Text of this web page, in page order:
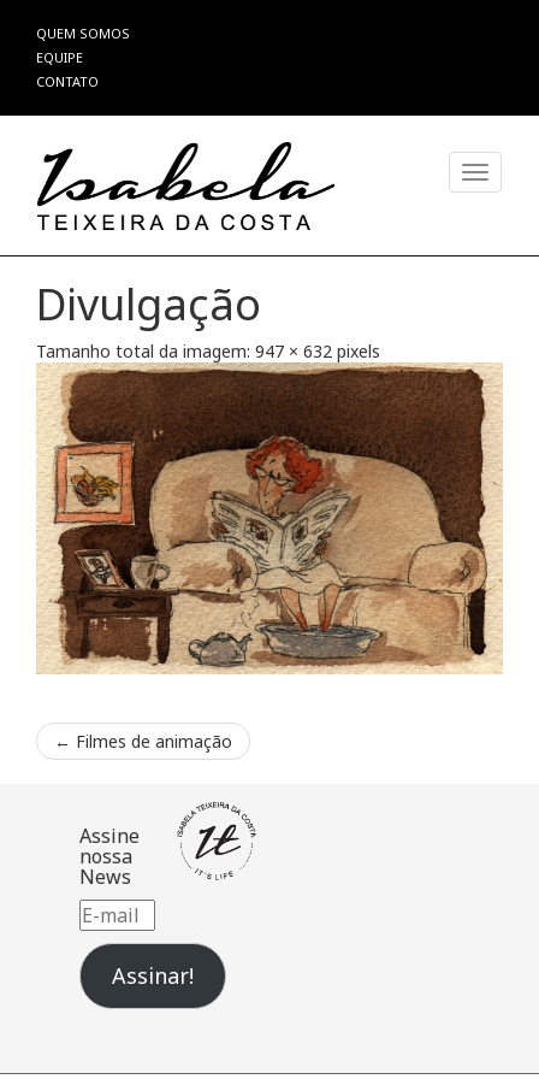
Pular
para
o
QUEM SOMOS
EQUIPE
CONTATO
Divulgação
Tamanho total da imagem: 947 × 632 pixels
← Filmes de animação
Assine
nossa
News
E-
mail
Assinar!